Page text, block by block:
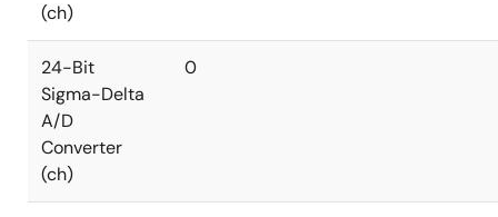
(ch)
24-Bit
Sigma-Delta
A/D
Converter
(ch)
0